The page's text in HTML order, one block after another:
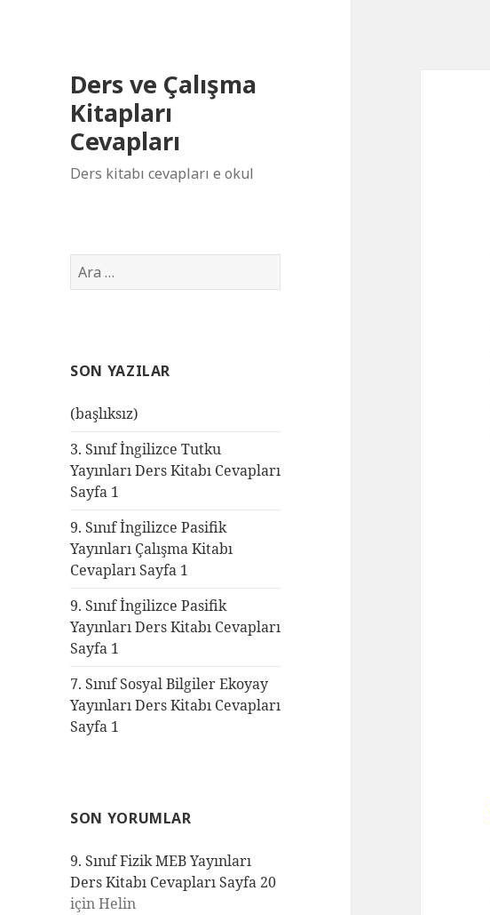
Ders ve Çalışma
Kitapları
Cevapları
Ders kitabı cevapları e okul
Arama:
SON YAZILAR
(başlıksız)
3. Sınıf İngilizce Tutku
Yayınları Ders Kitabı Cevapları
Sayfa 1
9. Sınıf İngilizce Pasifik
Yayınları Çalışma Kitabı
Cevapları Sayfa 1
9. Sınıf İngilizce Pasifik
Yayınları Ders Kitabı Cevapları
Sayfa 1
7. Sınıf Sosyal Bilgiler Ekoyay
Yayınları Ders Kitabı Cevapları
Sayfa 1
SON YORUMLAR
9. Sınıf Fizik MEB Yayınları
Ders Kitabı Cevapları Sayfa 20
içinHelin